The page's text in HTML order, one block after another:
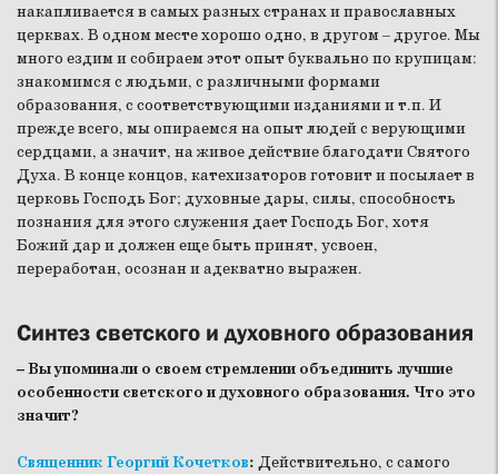
накапливается в самых разных странах и православных
церквах. В одном месте хорошо одно, в другом – другое. Мы
много ездим и собираем этот опыт буквально по крупицам:
знакомимся с людьми, с различными формами
образования, с соответствующими изданиями и т.п. И
прежде всего, мы опираемся на опыт людей с верующими
сердцами, а значит, на живое действие благодати Святого
Духа. В конце концов, катехизаторов готовит и посылает в
церковь Господь Бог; духовные дары, силы, способность
познания для этого служения дает Господь Бог, хотя
Божий дар и должен еще быть принят, усвоен,
переработан, осознан и адекватно выражен.
Синтез светского и духовного образования
– Вы упоминали о своем стремлении объединить лучшие
особенности светского и духовного образования. Что это
значит?
Священник Георгий Кочетков: Действительно, с самого